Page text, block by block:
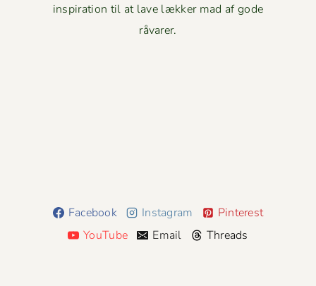
inspiration til at lave lækker mad af gode
råvarer.
Facebook Instagram
Pinterest
YouTube
Email Threads